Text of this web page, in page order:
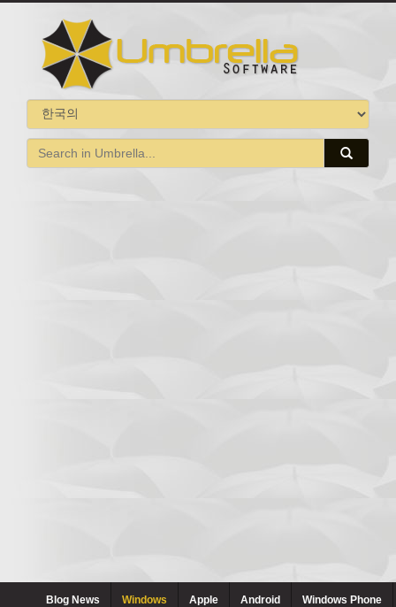
Blog News Windows Apple Android Windows Phone